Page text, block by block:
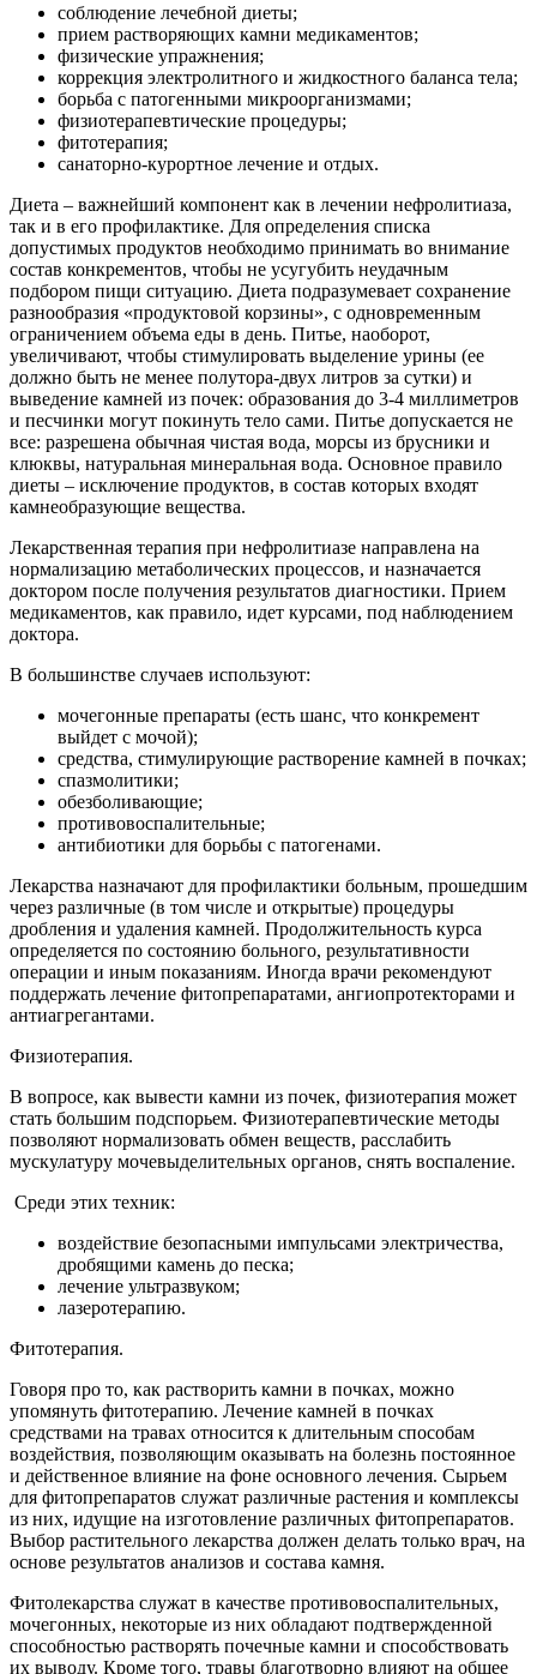
соблюдение лечебной диеты;
прием растворяющих камни медикаментов;
физические упражнения;
коррекция электролитного и жидкостного баланса тела;
борьба с патогенными микроорганизмами;
физиотерапевтические процедуры;
фитотерапия;
санаторно-курортное лечение и отдых.
Диета – важнейший компонент как в лечении нефролитиаза,
так и в его профилактике. Для определения списка
допустимых продуктов необходимо принимать во внимание
состав конкрементов, чтобы не усугубить неудачным
подбором пищи ситуацию. Диета подразумевает сохранение
разнообразия «продуктовой корзины», с одновременным
ограничением объема еды в день. Питье, наоборот,
увеличивают, чтобы стимулировать выделение урины (ее
должно быть не менее полутора-двух литров за сутки) и
выведение камней из почек: образования до 3-4 миллиметров
и песчинки могут покинуть тело сами. Питье допускается не
все: разрешена обычная чистая вода, морсы из брусники и
клюквы, натуральная минеральная вода. Основное правило
диеты – исключение продуктов, в состав которых входят
камнеобразующие вещества.
Лекарственная терапия при нефролитиазе направлена на
нормализацию метаболических процессов, и назначается
доктором после получения результатов диагностики. Прием
медикаментов, как правило, идет курсами, под наблюдением
доктора.
В большинстве случаев используют:
мочегонные препараты (есть шанс, что конкремент
выйдет с мочой);
средства, стимулирующие растворение камней в почках;
спазмолитики;
обезболивающие;
противовоспалительные;
антибиотики для борьбы с патогенами.
Лекарства назначают для профилактики больным, прошедшим
через различные (в том числе и открытые) процедуры
дробления и удаления камней. Продолжительность курса
определяется по состоянию больного, результативности
операции и иным показаниям. Иногда врачи рекомендуют
поддержать лечение фитопрепаратами, ангиопротекторами и
антиагрегантами.
Физиотерапия.
В вопросе, как вывести камни из почек, физиотерапия может
стать большим подспорьем. Физиотерапевтические методы
позволяют нормализовать обмен веществ, расслабить
мускулатуру мочевыделительных органов, снять воспаление.
Среди этих техник:
воздействие безопасными импульсами электричества,
дробящими камень до песка;
лечение ультразвуком;
лазеротерапию.
Фитотерапия.
Говоря про то, как растворить камни в почках, можно
упомянуть фитотерапию. Лечение камней в почках
средствами на травах относится к длительным способам
воздействия, позволяющим оказывать на болезнь постоянное
и действенное влияние на фоне основного лечения. Сырьем
для фитопрепаратов служат различные растения и комплексы
из них, идущие на изготовление различных фитопрепаратов.
Выбор растительного лекарства должен делать только врач, на
основе результатов анализов и состава камня.
Фитолекарства служат в качестве противовоспалительных,
мочегонных, некоторые из них обладают подтвержденной
способностью растворять почечные камни и способствовать
их выводу. Кроме того, травы благотворно влияют на общее